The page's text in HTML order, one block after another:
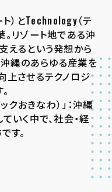
）とTechnology（テ
リゾート地である沖
えるという発想から
沖縄のあらゆる産業を
上させるテクノロジ
おきなわ）」：沖縄
いく中で、社会・経
す。